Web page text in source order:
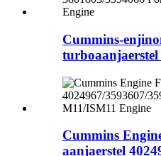
Cummins-
turboaanjaerstel
Cummins
aanjaerstel